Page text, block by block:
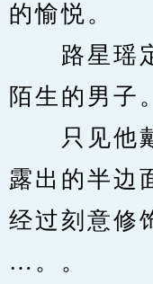
的愉悦。
路星瑶定
陌生的男子。
只见他戴
露出的半边
经过刻意修
…。。